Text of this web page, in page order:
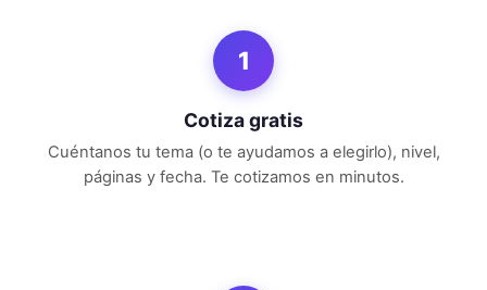
1
Cotiza gratis
Cuéntanos tu tema (o te ayudamos a elegirlo), nivel,
páginas y fecha. Te cotizamos en minutos.